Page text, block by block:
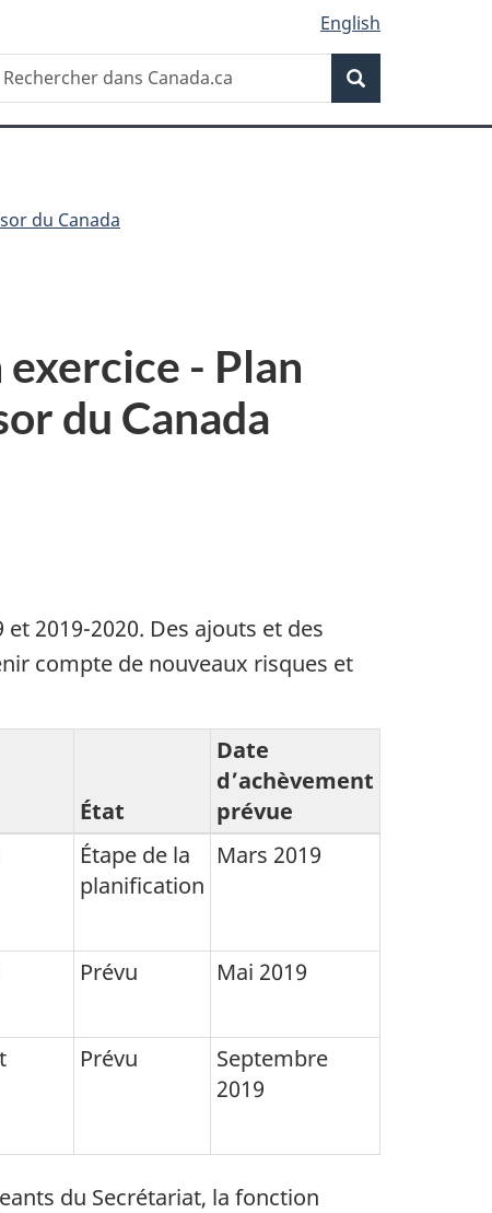
English
Recherche
Rechercher
dans
du Canada
- Plan
du Canada
et 2019-2020. Des ajouts et des
compte de nouveaux risques et
État
Date
d’achèvement
prévue
Étape de la
planification
Mars 2019
Prévu Mai 2019
Prévu
Septembre
2019
du Secrétariat, la fonction